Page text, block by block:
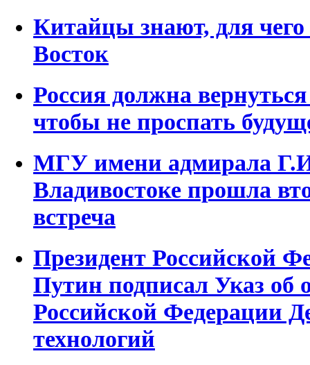
Китайцы знают, для
Восток
Россия должна
чтобы не проспать
МГУ имени адмирала
Владивостоке прошла
встреча
Президент Российской
Путин подписал Указ об
Российской Федерации
технологий